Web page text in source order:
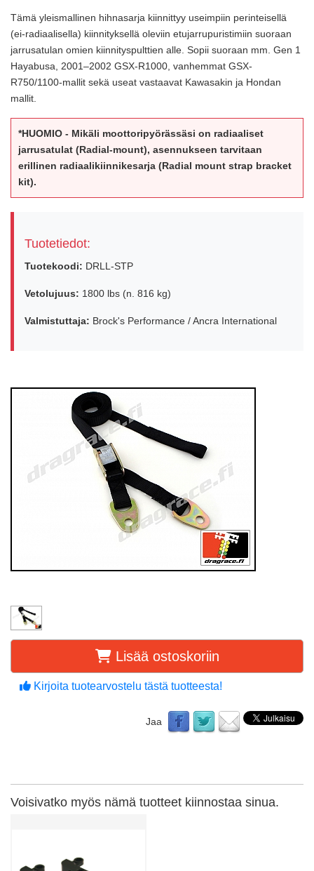
Tämä yleismallinen hihnasarja kiinnittyy useimpiin perinteisellä
(ei-radiaalisella) kiinnityksellä oleviin etujarrupuristimiin suoraan
jarrusatulan omien kiinnityspulttien alle. Sopii suoraan mm. Gen 1
Hayabusa, 2001–2002 GSX-R1000, vanhemmat GSX-
R750/1100-mallit sekä useat vastaavat Kawasakin ja Hondan
mallit.
*HUOMIO - Mikäli moottoripyörässäsi on radiaaliset
jarrusatulat (Radial-mount), asennukseen tarvitaan
erillinen radiaalikiinnikesarja (Radial mount strap bracket
kit).
Tuotetiedot:
Tuotekoodi: DRLL-STP
Vetolujuus: 1800 lbs (n. 816 kg)
Valmistuttaja: Brock's Performance / Ancra International
Lisää ostoskoriin
Kirjoita tuotearvostelu tästä tuotteesta!
Jaa
Voisivatko myös nämä tuotteet kiinnostaa sinua.